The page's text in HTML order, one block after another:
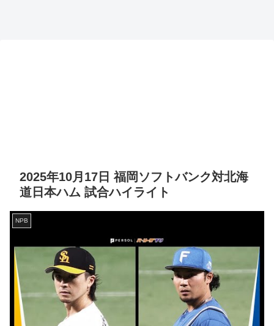
2025年10月17日 福岡ソフトバンク対北海
道日本ハム 試合ハイライト
NPB